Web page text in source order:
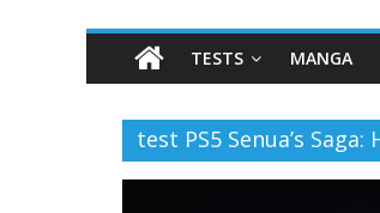
TESTS MANGA
test PS5 Senua’s Saga: